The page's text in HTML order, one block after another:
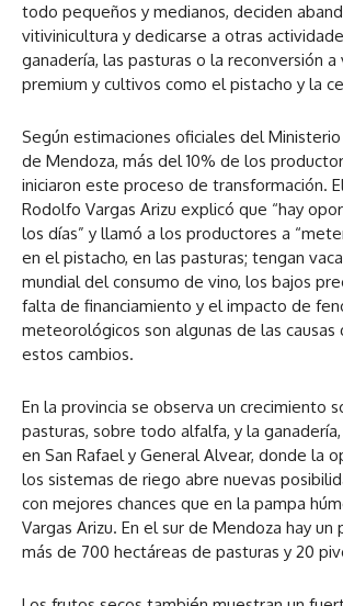
todo pequeños y medianos, deciden
vitivinicultura y dedicarse a otras
ganadería, las pasturas o la reconversión a
premium y cultivos como el pistacho y la
Según estimaciones oficiales del
de Mendoza, más del 10% de los
iniciaron este proceso de transformación.
Rodolfo Vargas Arizu explicó que “hay
los días” y llamó a los productores a
en el pistacho, en las pasturas; tengan
mundial del consumo de vino, los bajos
falta de financiamiento y el impacto de
meteorológicos son algunas de las causas
estos cambios.
En la provincia se observa un crecimiento
pasturas, sobre todo alfalfa, y la
en San Rafael y General Alvear, donde la
los sistemas de riego abre nuevas
con mejores chances que en la pampa
Vargas Arizu. En el sur de Mendoza hay un
más de 700 hectáreas de pasturas y 20